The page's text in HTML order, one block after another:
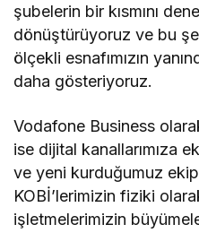
şubelerin bir kısmını
dönüştürüyoruz ve bu
ölçekli esnafımızın
daha gösteriyoruz.
Vodafone Business
ise dijital kanallarımıza
ve yeni kurduğumuz
KOBİ’lerimizin fiziki
işletmelerimizin